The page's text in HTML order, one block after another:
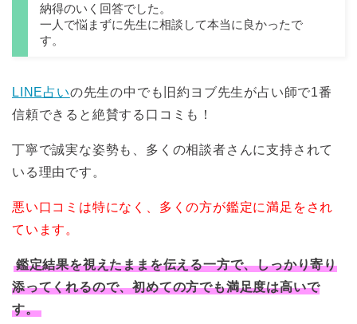
納得のいく回答でした。
一人で悩まずに先生に相談して本当に良かったで
す。
LINE占いの先生の中でも旧約ヨブ先生が占い師で1番
信頼できると絶賛する口コミも！
丁寧で誠実な姿勢も、多くの相談者さんに支持されて
いる理由です。
悪い口コミは特になく、多くの方が鑑定に満足をされ
ています。
鑑定結果を視えたままを伝える一方で、しっかり寄り
添ってくれるので、初めての方でも満足度は高いで
す。